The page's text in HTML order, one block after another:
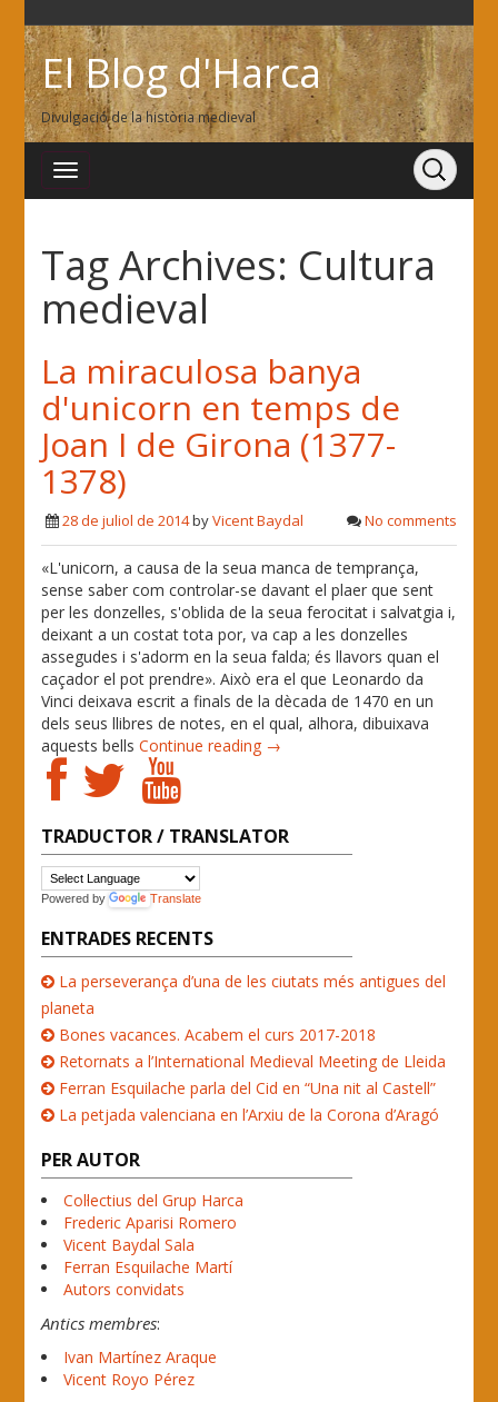
El Blog d'Harca
Divulgació de la història medieval
Tag Archives: Cultura
medieval
La miraculosa banya
d'unicorn en temps de
Joan I de Girona (1377-
1378)
28 de juliol de 2014byVicent Baydal No comments
«L'unicorn, a causa de la seua manca de temprança,
sense saber com controlar-se davant el plaer que sent
per les donzelles, s'oblida de la seua ferocitat i salvatgia i,
deixant a un costat tota por, va cap a les donzelles
assegudes i s'adorm en la seua falda; és llavors quan el
caçador el pot prendre». Això era el que Leonardo da
Vinci deixava escrit a finals de la dècada de 1470 en un
dels seus llibres de notes, en el qual, alhora, dibuixava
aquests bellsContinue reading →
TRADUCTOR / TRANSLATOR
Powered by Translate
ENTRADES RECENTS
La perseverança d’una de les ciutats més antigues del
planeta
Bones vacances. Acabem el curs 2017-2018
Retornats a l’International Medieval Meeting de Lleida
Ferran Esquilache parla del Cid en “Una nit al Castell”
La petjada valenciana en l’Arxiu de la Corona d’Aragó
PER AUTOR
Col·lectius del Grup Harca
Frederic Aparisi Romero
Vicent Baydal Sala
Ferran Esquilache Martí
Autors convidats
Antics membres:
Ivan Martínez Araque
Vicent Royo Pérez